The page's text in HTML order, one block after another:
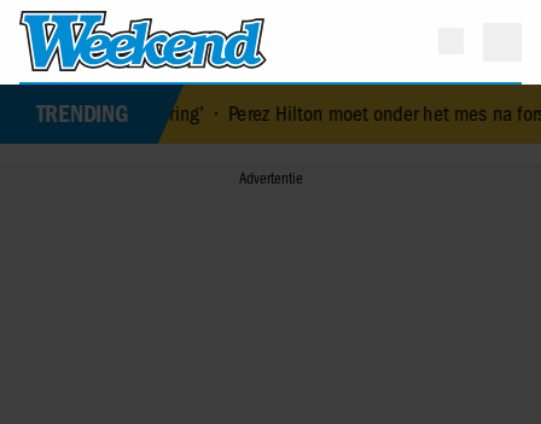
TRENDING
ervaring’ •Perez Hilton moet onder het mes na fors